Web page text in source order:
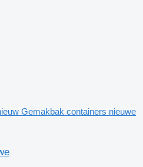
Gemakbak containers nieuwe